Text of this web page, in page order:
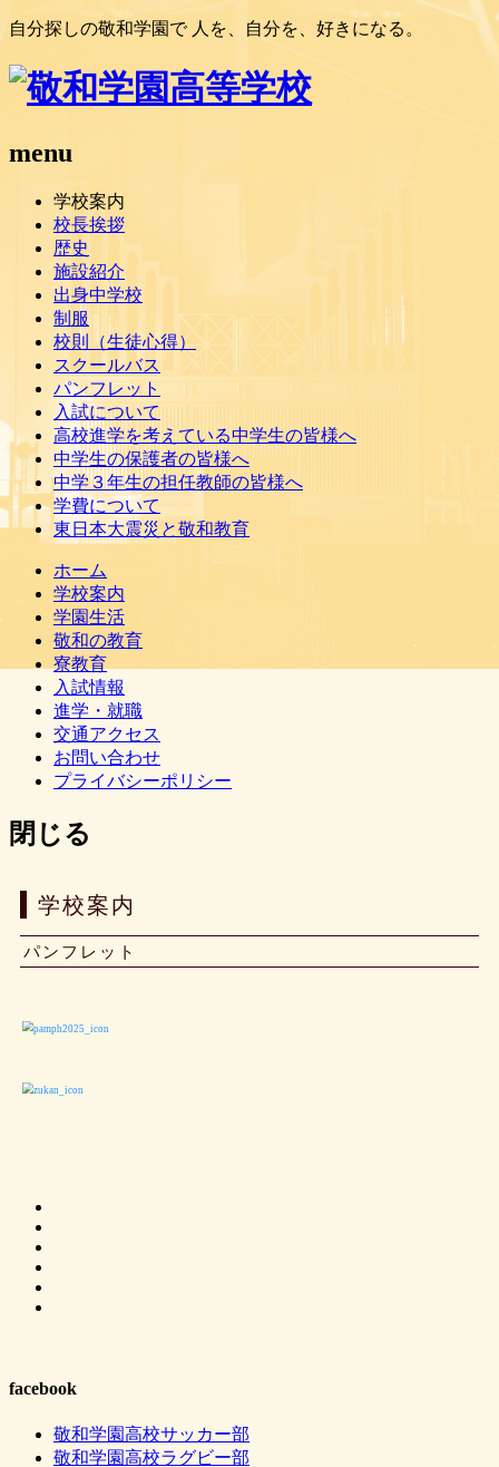
自分探しの敬和学園で 人を、自分を、好きになる。
menu
学校案内
校長挨拶
歴史
施設紹介
出身中学校
制服
校則（生徒心得）
スクールバス
パンフレット
入試について
高校進学を考えている中学生の皆様へ
中学生の保護者の皆様へ
中学３年生の担任教師の皆様へ
学費について
東日本大震災と敬和教育
ホーム
学校案内
学園生活
敬和の教育
寮教育
入試情報
進学・就職
交通アクセス
お問い合わせ
プライバシーポリシー
閉じる
学校案内
パンフレット
facebook
敬和学園高校サッカー部
敬和学園高校ラグビー部